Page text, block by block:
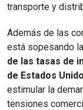
transporte y
Además de las
está sopesando
de las tasas de
de Estados
estimular la
tensiones